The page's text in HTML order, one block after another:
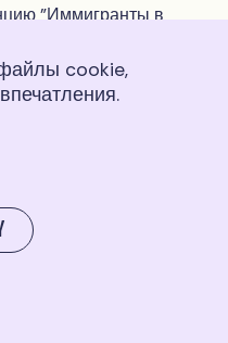
"Иммигранты в
для гражданской
от работы
ответного
поддерживает
нападения на
в суд, если
привела к
файлы cookie,